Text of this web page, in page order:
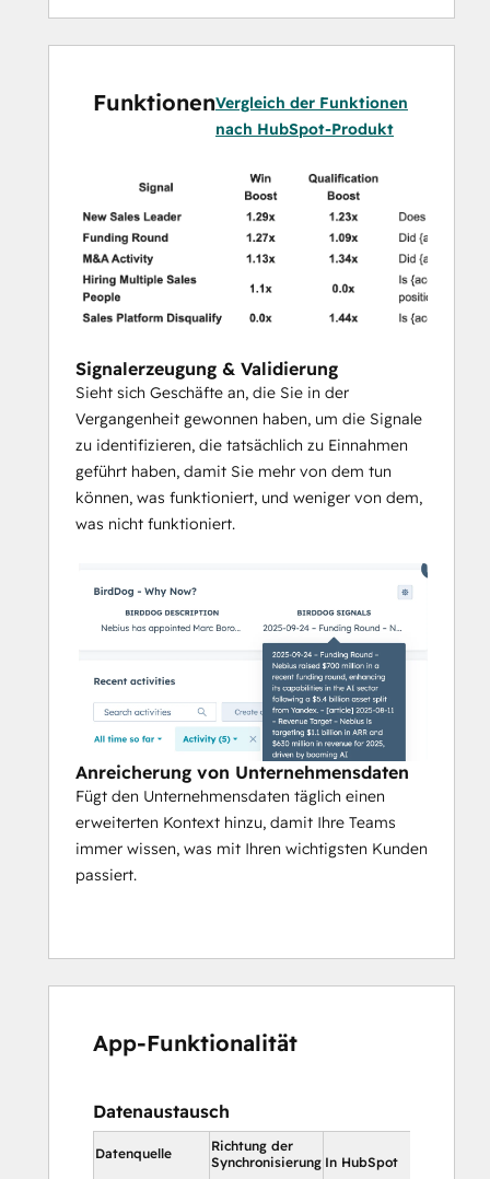
FunktionenVergleich der Funktionen
nach HubSpot-Produkt
Signalerzeugung & Validierung
Sieht sich Geschäfte an, die Sie in der
Vergangenheit gewonnen haben, um die Signale
zu identifizieren, die tatsächlich zu Einnahmen
geführt haben, damit Sie mehr von dem tun
können, was funktioniert, und weniger von dem,
was nicht funktioniert.
Anreicherung von Unternehmensdaten
Fügt den Unternehmensdaten täglich einen
erweiterten Kontext hinzu, damit Ihre Teams
immer wissen, was mit Ihren wichtigsten Kunden
passiert.
App-Funktionalität
Datenaustausch
Datenquelle
Richtung der
Synchronisierung In HubSpot